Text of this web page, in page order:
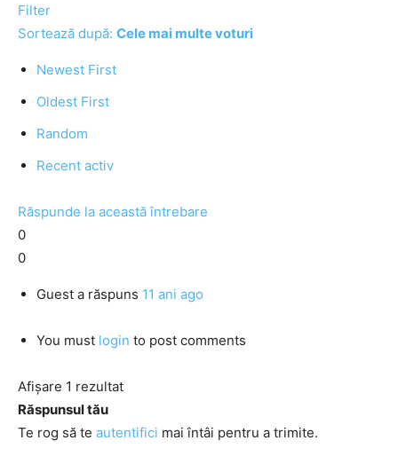
Filter
Sortează după: Cele mai multe voturi
Newest First
Oldest First
Random
Recent activ
Răspunde la această întrebare
0
0
Guest a răspuns 11 ani ago
You must login to post comments
Afișare 1 rezultat
Răspunsul tău
Te rog să te autentifici mai întâi pentru a trimite.